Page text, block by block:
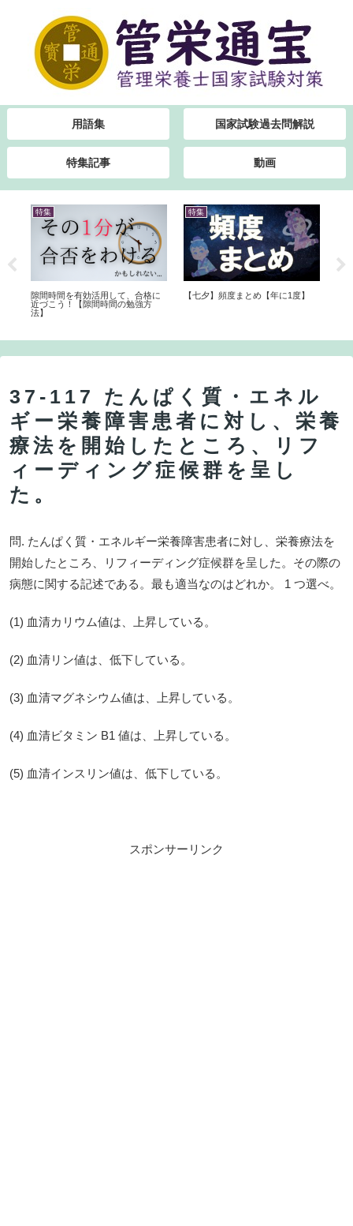
用語集 国家試験過去問解説
特集記事 動画
特集
隙間時間を有効活用して、合格に
近づこう！【隙間時間の勉強方
法】
特集
【七夕】頻度まとめ【年に1度】
37-117 たんぱく質・エネル
ギー栄養障害患者に対し、栄養
療法を開始したところ、リフ
ィーディング症候群を呈し
た。
問. たんぱく質・エネルギー栄養障害患者に対し、栄養療法を
開始したところ、リフィーディング症候群を呈した。その際の
病態に関する記述である。最も適当なのはどれか。 1 つ選べ。
(1) 血清カリウム値は、上昇している。
(2) 血清リン値は、低下している。
(3) 血清マグネシウム値は、上昇している。
(4) 血清ビタミン B1 値は、上昇している。
(5) 血清インスリン値は、低下している。
スポンサーリンク